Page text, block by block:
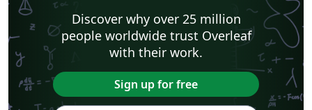
Discover why over 25 million
people worldwide trust Overleaf
with their work.
Sign up for free